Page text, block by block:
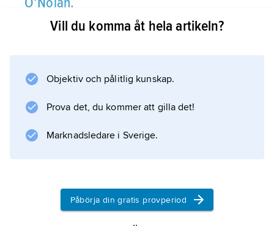
Information om artikeln
Vill du komma åt hela artikeln?
Objektiv och pålitlig kunskap.
Prova det, du kommer att gilla det!
Marknadsledare i Sverige.
Påbörja din gratis provperiod